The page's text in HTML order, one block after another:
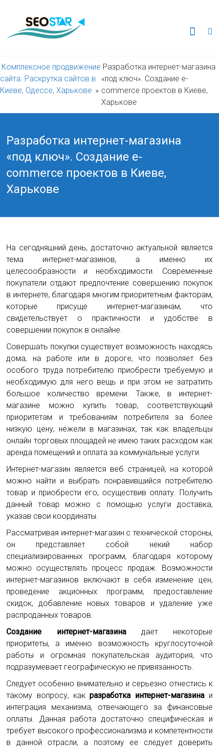
содержимому
Комплексное
сайта.
Раскрутка
сайтов
в
Киеве,
Одессе,
—
продвижение
вашего
САЙТА.
Ваша
цель
получение
максимальной
прибыли
вашего
проекта.
STAR
—
ваш
Партнер
раскрутке
сайта.
Комплексное продвижение
сайта. Раскрутка сайтов в
Киеве, Одессе, Харькове »
Разработка интернет-магазина
«под ключ». Создание e-
commerce проектов в Киеве,
Харькове
Разработка интернет-магазина
«под ключ». Создание e-
commerce проектов в Киеве,
Харькове
На сегодняшний день, достаточно актуальной является
тема интернет-магазинов, а именно их
целесообразности и необходимости. Современные
покупатели отдают предпочтение совершению покупок
в интернете, благодаря многим приоритетным факторам,
которые присуще интернет-магазинам, что
свидетельствует о практичности и удобстве в
совершении покупок в онлайне.
Совершать покупки существует возможность находясь
дома, на работе или в дороге, что позволяет без
особого труда потребителю приобрести требуемую и
необходимую для него вещь и при этом не затратить
большое количество времени. Также, в интернет-
магазине можно купить товар, соответствующий
приоритетам и требованиям потребителя за более
низкую цену, нежели в магазинах, так как владельцы
онлайн торговых площадей не имею таких расходом как
аренда помещений и оплата за коммунальные услуги.
Интернет-магазин является веб страницей, на которой
можно найти и выбрать понравившийся потребителю
товар и приобрести его, осуществив оплату. Получить
данный товар можно с помощью услуги доставка,
указав свои координаты.
Рассматривая интернет-магазин с технической стороны,
он представляет собой некий набор
специализированных программ, благодаря которому
можно осуществлять процесс продаж. Возможности
интернет-магазинов включают в себя изменение цен,
проведение акционных программ, предоставление
скидок, добавление новых товаров и удаление уже
распроданных товаров.
Создание интернет-магазина дает некоторые
приоритеты, а именно возможность круглосуточной
работы и огромная покупательская аудитория, что
подразумевает географическую не привязанность.
Следует особенно внимательно и серьезно отнестись к
такому вопросу, какразработка интернет-магазина и
интеграция механизма, отвечающего за финансовые
оплаты. Данная работа достаточно специфическая и
требует высокого профессионализма и компетентности
в данной отрасли, а поэтому ее следует доверить